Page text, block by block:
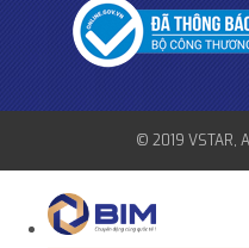
© 2019 VSTAR,